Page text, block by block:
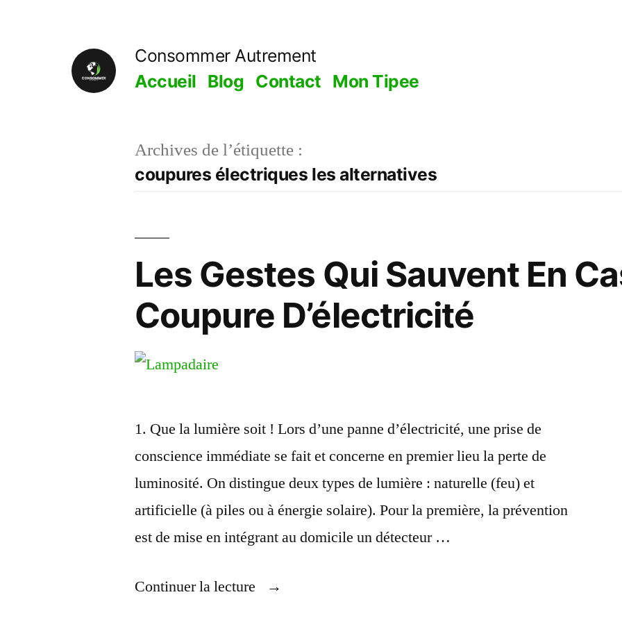
Consommer Autrement
Accueil Blog Contact Mon Tipee
Archives de l’étiquette :
coupures électriques les alternatives
Les Gestes Qui Sauvent En
Coupure D’électricité
1. Que la lumière soit ! Lors d’une panne d’électricité, une prise de
conscience immédiate se fait et concerne en premier lieu la perte de
luminosité. On distingue deux types de lumière : naturelle (feu) et
artificielle (à piles ou à énergie solaire). Pour la première, la prévention
est de mise en intégrant au domicile un détecteur …
Continuer la lecture
« Les